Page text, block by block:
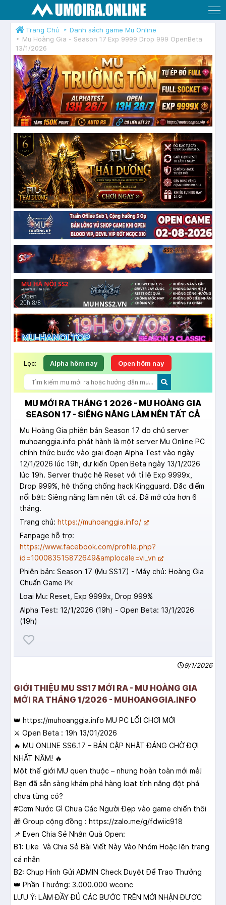
Trang Chủ
Danh sách game Mu Online
Mu Hoàng Gia - Season 17 Exp 9999 Drop 999 OpenBeta
13/1/2026
Lọc: Alpha hôm nay Open hôm nay
MU MỚI RA THÁNG 1 2026 - MU HOÀNG GIA
SEASON 17 - SIÊNG NĂNG LÀM NÊN TẤT CẢ
Mu Hoàng Gia phiên bản Season 17 do chủ server
muhoanggia.info phát hành là một server Mu Online PC
chính thức bước vào giai đoạn Alpha Test vào ngày
12/1/2026 lúc 19h, dự kiến Open Beta ngày 13/1/2026
lúc 19h. Server thuộc hệ Reset với tỉ lệ Exp 9999x,
Drop 999%, hệ thống chống hack Kingguard. Đặc điểm
nổi bật: Siêng năng làm nên tất cả. Đã mở cửa hơn 6
tháng.
Trang chủ: https://muhoanggia.info/
Fanpage hỗ trợ:
https://www.facebook.com/profile.php?
id=100083515872649&amplocale=vi_vn
Phiên bản: Season 17 (Mu SS17) - Máy chủ: Hoàng Gia
Chuẩn Game Pk
Loại Mu: Reset, Exp 9999x, Drop 999%
Alpha Test: 12/1/2026 (19h) - Open Beta: 13/1/2026
(19h)
9/1/2026
GIỚI THIỆU MU SS17 MỚI RA - MU HOÀNG GIA
MỚI RA THÁNG 1/2026 - MUHOANGGIA.INFO
👑 https://muhoanggia.info MU PC LỐI CHƠI MỚI
⚔ Open Beta : 19h 13/01/2026
🔥 MU ONLINE SS6.17 – BẢN CẬP NHẬT ĐÁNG CHỜ ĐỢI
NHẤT NĂM! 🔥
Một thế giới MU quen thuộc – nhưng hoàn toàn mới mẻ!
Bạn đã sẵn sàng khám phá hàng loạt tính năng đột phá
chưa từng có?
#Cơm Nước Gì Chưa Các Người Đẹp vào game chiến thôi
🎁 Group cộng đồng : https://zalo.me/g/fdwiic918
📌 Even Chia Sẻ Nhận Quà Open:
B1: Like Và Chia Sẻ Bài Viết Này Vào Nhóm Hoặc lên trang
cá nhân
B2: Chụp Hình Gửi ADMIN Check Duyệt Để Trao Thưởng
👑 Phần Thưởng: 3.000.000 wcoinc
LƯU Ý: LÀM ĐẦY ĐỦ CÁC BƯỚC TRÊN MỚI NHẬN ĐƯỢC